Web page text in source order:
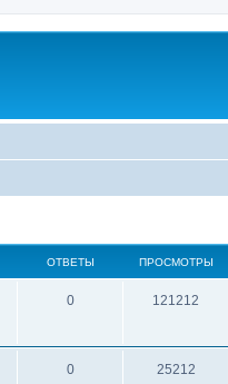
ОТВЕТЫ ПРОСМОТРЫ
0 121212
0 25212